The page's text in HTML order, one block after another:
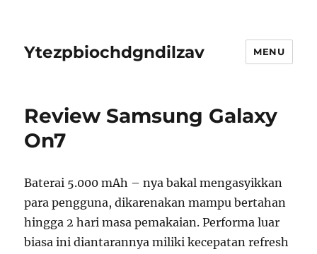
Ytezpbiochdgndilzav MENU
Review Samsung Galaxy
On7
Baterai 5.000 mAh – nya bakal mengasyikkan
para pengguna, dikarenakan mampu bertahan
hingga 2 hari masa pemakaian. Performa luar
biasa ini diantarannya miliki kecepatan refresh